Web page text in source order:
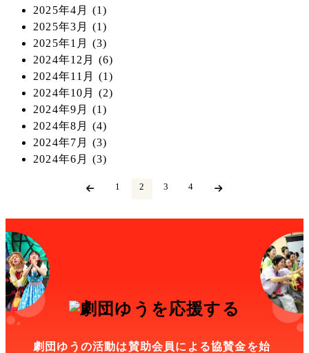
2025年4月
(1)
2025年3月
(1)
2025年1月
(3)
2024年12月
(6)
2024年11月
(1)
2024年10月
(2)
2024年9月
(1)
2024年8月
(4)
2024年7月
(3)
2024年6月
(3)
1 2 3 4
劇団ゆうの活動は賛助会員による協賛金を始